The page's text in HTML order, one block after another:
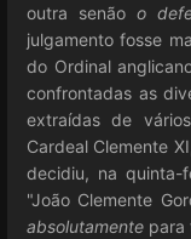
outra senãoo
julgamento fosse
do Ordinal
confrontadas as
extraídas de
Cardeal Clemente
decidiu, na quinta-
"João Clemente
absolutamente para